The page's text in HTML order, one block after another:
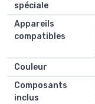
spéciale
Appareils
compatibles
Couleur
Composants
inclus